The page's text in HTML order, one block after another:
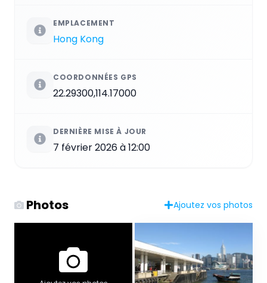
EMPLACEMENT
Hong Kong
COORDONNÉES GPS
22.29300,114.17000
DERNIÈRE MISE À JOUR
7 février 2026 à 12:00
Photos Ajoutez vos photos